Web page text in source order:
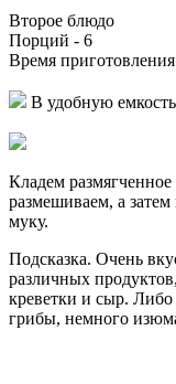
Второе блюдо
Порций - 6
Время
В удобную
Кладем
размешиваем, а
муку.
Подсказка. Очень
различных
креветки и сыр. Либо
грибы, немного